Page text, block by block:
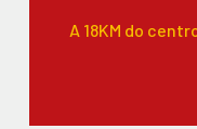
A 18KM do